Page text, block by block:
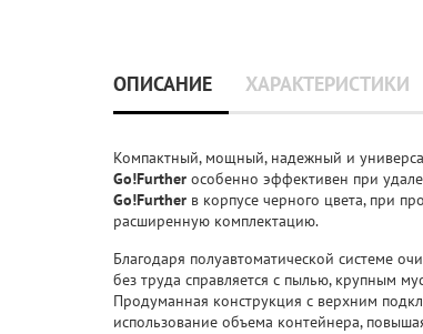
ОПИСАНИЕ ХАРАКТЕРИСТИКИ
Компактный, мощный, надежный и
Go!Further особенно эффективен при
Go!Further в корпусе черного цвета, при
расширенную комплектацию.
Благодаря полуавтоматической системе
без труда справляется с пылью, крупным
Продуманная конструкция с верхним
использование объема контейнера,